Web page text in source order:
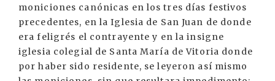
moniciones canónicas en los tres días festivos
precedentes, en la Iglesia de San Juan de donde
era feligrés el contrayente y en la insigne
iglesia colegial de Santa María de Vitoria donde
por haber sido residente, se leyeron así mismo